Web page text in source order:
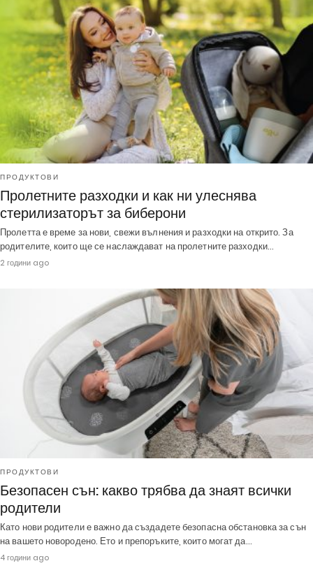
ПРОДУКТОВИ
Пролетните разходки и как ни улеснява
стерилизаторът за биберони
Пролетта е време за нови, свежи вълнения и разходки на открито. За
родителите, които ще се наслаждават на пролетните разходки…
2 години ago
ПРОДУКТОВИ
Безопасен сън: какво трябва да знаят всички
родители
Като нови родители е важно да създадете безопасна обстановка за сън
на вашето новородено. Ето и препоръките, които могат да…
4 години ago